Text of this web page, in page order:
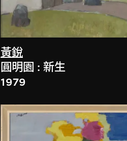
黃銳
圓明園 : 新生
1979